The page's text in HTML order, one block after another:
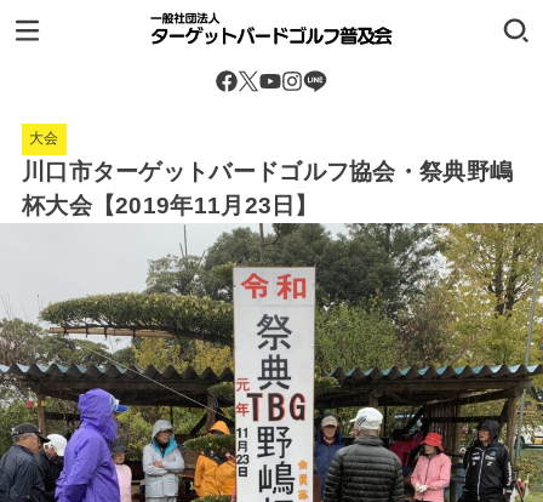
大会
川口市ターゲットバードゴルフ協会・祭典野嶋
杯大会【2019年11月23日】